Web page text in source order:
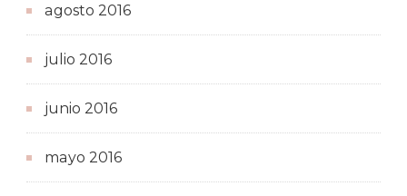
agosto 2016
julio 2016
junio 2016
mayo 2016